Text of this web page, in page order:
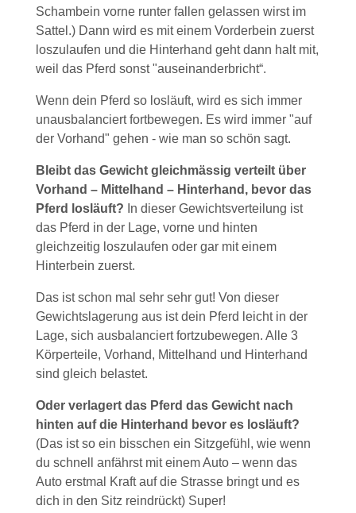
Schambein vorne runter fallen gelassen wirst im
Sattel.) Dann wird es mit einem Vorderbein zuerst
loszulaufen und die Hinterhand geht dann halt mit,
weil das Pferd sonst "auseinanderbricht“.
Wenn dein Pferd so losläuft, wird es sich immer
unausbalanciert fortbewegen. Es wird immer "auf
der Vorhand" gehen - wie man so schön sagt.
Bleibt das Gewicht gleichmässig verteilt über
Vorhand – Mittelhand – Hinterhand, bevor das
Pferd losläuft? In dieser Gewichtsverteilung ist
das Pferd in der Lage, vorne und hinten
gleichzeitig loszulaufen oder gar mit einem
Hinterbein zuerst.
Das ist schon mal sehr sehr gut! Von dieser
Gewichtslagerung aus ist dein Pferd leicht in der
Lage, sich ausbalanciert fortzubewegen. Alle 3
Körperteile, Vorhand, Mittelhand und Hinterhand
sind gleich belastet.
Oder verlagert das Pferd das Gewicht nach
hinten auf die Hinterhand bevor es losläuft?
(Das ist so ein bisschen ein Sitzgefühl, wie wenn
du schnell anfährst mit einem Auto – wenn das
Auto erstmal Kraft auf die Strasse bringt und es
dich in den Sitz reindrückt) Super!